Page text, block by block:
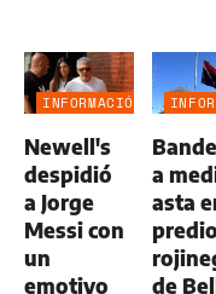
INFORMACIÓN
Newell's
despidió
a Jorge
Messi con
un
emotivo
a
asta
predio
de